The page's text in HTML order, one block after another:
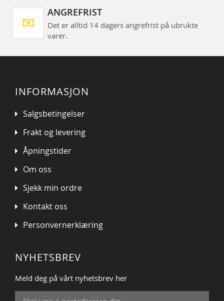
ANGREFRIST
Det er alltid 14 dagers angrefrist på ubrukte
varer.
INFORMASJON
Salgsbetingelser
Frakt og levering
Åpningstider
Om oss
Sjekk min ordre
Kontakt oss
Personvernerklæring
NYHETSBREV
Meld deg på vårt nyhetsbrev her
Sign